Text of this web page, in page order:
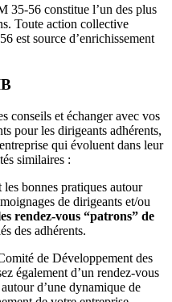
35-56 constitue l’un des plus
Toute action collective
est source d’enrichissement
conseils et échanger avec vos
pour les dirigeants adhérents,
qui évoluent dans leur
similaires :
les bonnes pratiques autour
de dirigeants et/ou
rendez-vous “patrons” de
des adhérents.
de Développement des
également d’un rendez-vous
d’une dynamique de